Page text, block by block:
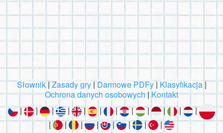
Słownik|Zasady gry|Darmowe PDFy|Klasyfikacja|
Ochrona danych osobowych|Kontakt
|
| | | | | | | | | |
|
|
| | | | | | |